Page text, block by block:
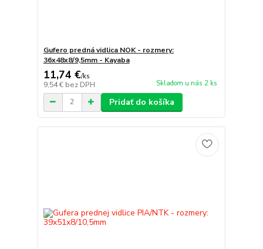
Gufero predná vidlica NOK - rozmery:
36x48x8/9,5mm - Kayaba
11,74 €/ks
9,54 € bez DPH Skladom u nás 2 ks
Pridať do košíka